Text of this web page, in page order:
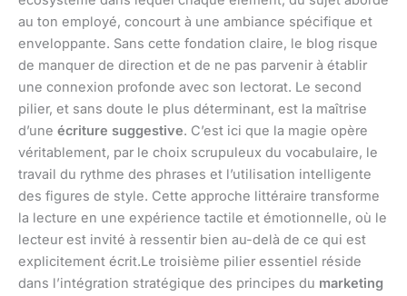
au ton employé, concourt à une ambiance spécifique et
enveloppante. Sans cette fondation claire, le blog risque
de manquer de direction et de ne pas parvenir à établir
une connexion profonde avec son lectorat. Le second
pilier, et sans doute le plus déterminant, est la maîtrise
d’une écriture suggestive. C’est ici que la magie opère
véritablement, par le choix scrupuleux du vocabulaire, le
travail du rythme des phrases et l’utilisation intelligente
des figures de style. Cette approche littéraire transforme
la lecture en une expérience tactile et émotionnelle, où le
lecteur est invité à ressentir bien au-delà de ce qui est
explicitement écrit.Le troisième pilier essentiel réside
dans l’intégration stratégique des principes du marketing